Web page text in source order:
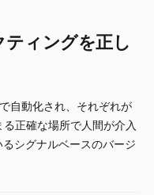
ィングを正し
自動化され、それぞれが
正確な場所で人間が介入
シグナルベースのバージ